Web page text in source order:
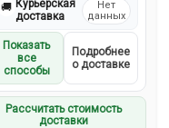
🚚 Курьерская
доставка
Нет
данных
Показать
все
способы
Подробнее
о доставке
Рассчитать стоимость
доставки